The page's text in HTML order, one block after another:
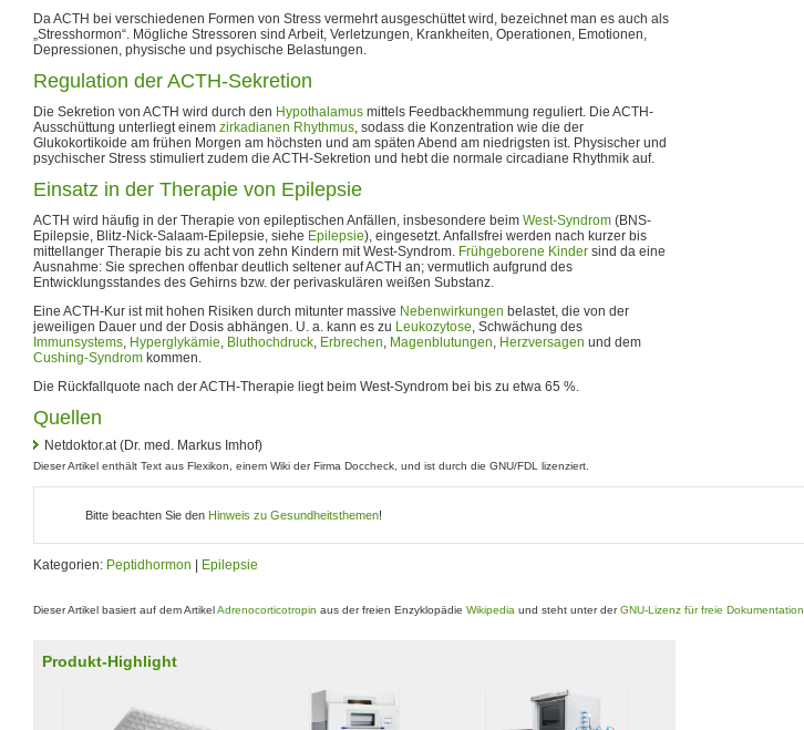
Da ACTH bei verschiedenen Formen von Stress vermehrt ausgeschüttet wird, bezeichnet man es auch als
„Stresshormon“. Mögliche Stressoren sind Arbeit, Verletzungen, Krankheiten, Operationen, Emotionen,
Depressionen, physische und psychische Belastungen.
Regulation der ACTH-Sekretion
Die Sekretion von ACTH wird durch den Hypothalamus mittels Feedbackhemmung reguliert. Die ACTH-
Ausschüttung unterliegt einem zirkadianen Rhythmus, sodass die Konzentration wie die der
Glukokortikoide am frühen Morgen am höchsten und am späten Abend am niedrigsten ist. Physischer und
psychischer Stress stimuliert zudem die ACTH-Sekretion und hebt die normale circadiane Rhythmik auf.
Einsatz in der Therapie von Epilepsie
ACTH wird häufig in der Therapie von epileptischen Anfällen, insbesondere beim West-Syndrom (BNS-
Epilepsie, Blitz-Nick-Salaam-Epilepsie, siehe Epilepsie), eingesetzt. Anfallsfrei werden nach kurzer bis
mittellanger Therapie bis zu acht von zehn Kindern mit West-Syndrom. Frühgeborene Kinder sind da eine
Ausnahme: Sie sprechen offenbar deutlich seltener auf ACTH an; vermutlich aufgrund des
Entwicklungsstandes des Gehirns bzw. der perivaskulären weißen Substanz.
Eine ACTH-Kur ist mit hohen Risiken durch mitunter massive Nebenwirkungen belastet, die von der
jeweiligen Dauer und der Dosis abhängen. U. a. kann es zu Leukozytose, Schwächung des
Immunsystems, Hyperglykämie, Bluthochdruck, Erbrechen, Magenblutungen, Herzversagen und dem
Cushing-Syndrom kommen.
Die Rückfallquote nach der ACTH-Therapie liegt beim West-Syndrom bei bis zu etwa 65 %.
Quellen
Netdoktor.at (Dr. med. Markus Imhof)
Dieser Artikel enthält Text aus Flexikon, einem Wiki der Firma Doccheck, und ist durch die GNU/FDL lizenziert.
Bitte beachten Sie den Hinweis zu Gesundheitsthemen!
Kategorien: Peptidhormon Epilepsie
Dieser Artikel basiert auf dem ArtikelAdrenocorticotropin aus der freien Enzyklopädie Wikipedia und steht unter derGNU-Lizenz für freie Dokumentation
Produkt-Highlight